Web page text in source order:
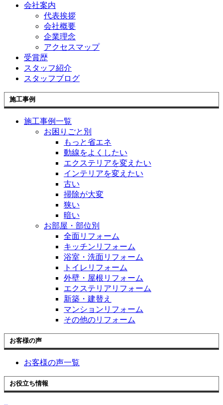
会社案内
代表挨拶
会社概要
企業理念
アクセスマップ
受賞歴
スタッフ紹介
スタッフブログ
施工事例
施工事例一覧
お困りごと別
もっと省エネ
動線をよくしたい
エクステリアを変えたい
インテリアを変えたい
古い
掃除が大変
狭い
暗い
お部屋・部位別
全面リフォーム
キッチンリフォーム
浴室・洗面リフォーム
トイレリフォーム
外壁・屋根リフォーム
エクステリアリフォーム
新築・建替え
マンションリフォーム
その他のリフォーム
お客様の声
お客様の声一覧
お役立ち情報